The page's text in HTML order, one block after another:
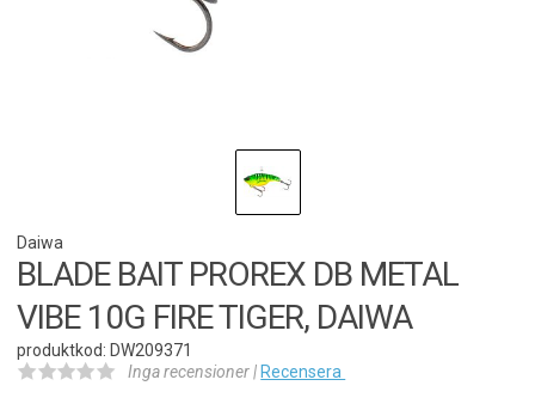
Daiwa
BLADE BAIT PROREX DB METAL
VIBE 10G FIRE TIGER, DAIWA
produktkod: DW209371
Inga recensioner | Recensera